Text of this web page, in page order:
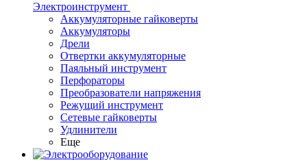
Электроинструмент
Аккумуляторные гайковерты
Аккумуляторы
Дрели
Отвертки аккумуляторные
Паяльный инструмент
Перфораторы
Преобразователи напряжения
Режущий инструмент
Сетевые гайковерты
Удлинители
Еще